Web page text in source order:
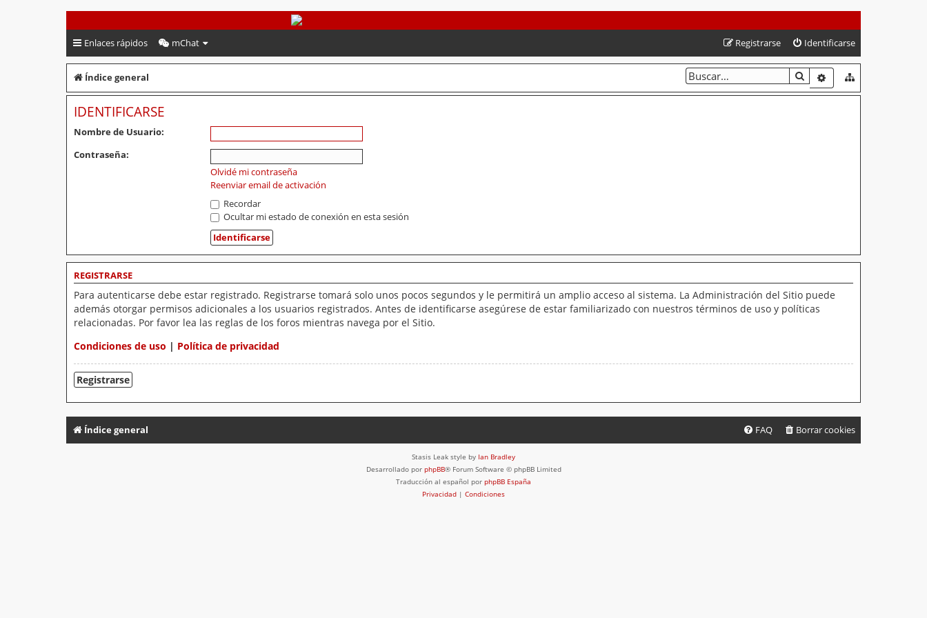
PeruVoley.com
Enlaces rápidos mChat Identificarse
Registrarse
Índice general BUSCARBÚSQUEDA
IDENTIFICARSE
Nombre de Usuario:
Contraseña:
Olvidé mi contraseña
Reenviar email de activación
Recordar
Ocultar mi estado de conexión en esta sesión
REGISTRARSE
Para autenticarse debe estar registrado. Registrarse tomará solo unos pocos segundos y le permitirá un amplio acceso al sistema. La Administración del Sitio puede
además otorgar permisos adicionales a los usuarios registrados. Antes de identificarse asegúrese de estar familiarizado con nuestros términos de uso y políticas
relacionadas. Por favor lea las reglas de los foros mientras navega por el Sitio.
Condiciones de uso | Política de privacidad
Registrarse
Índice general Borrar cookies
FAQ
Stasis Leak style by Ian Bradley
Desarrollado por phpBB® Forum Software © phpBB Limited
Traducción al español por phpBB España
Privacidad | Condiciones